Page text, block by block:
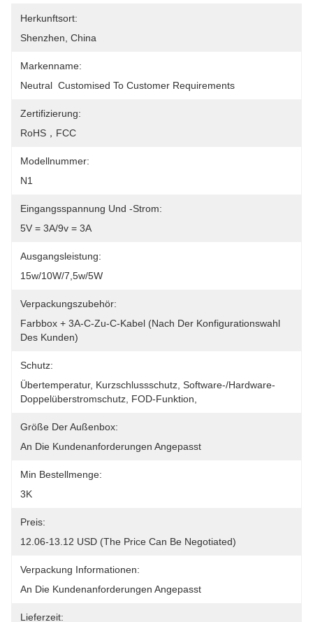
Herkunftsort:
Shenzhen, China
Markenname:
Neutral  Customised To Customer Requirements
Zertifizierung:
RoHS，FCC
Modellnummer:
N1
Eingangsspannung Und -strom:
5V = 3A/9v = 3A
Ausgangsleistung:
15w/10W/7,5w/5W
Verpackungszubehör:
Farbbox + 3A-C-Zu-C-Kabel (nach Der Konfigurationswahl
Des Kunden)
Schutz:
Übertemperatur, Kurzschlussschutz, Software-/Hardware-
Doppelüberstromschutz, FOD-Funktion,
Größe Der Außenbox:
An Die Kundenanforderungen Angepasst
Min Bestellmenge:
3K
Preis:
12.06-13.12 USD (The Price Can Be Negotiated)
Verpackung Informationen:
An Die Kundenanforderungen Angepasst
Lieferzeit: